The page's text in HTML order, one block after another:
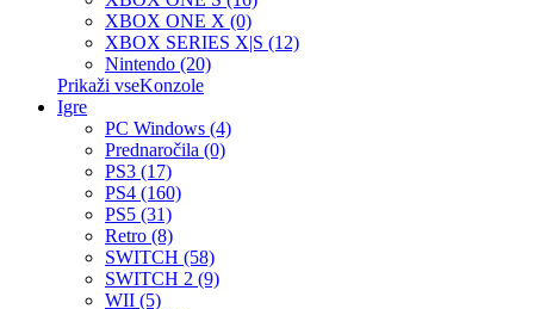
XBOX ONE X (0)
XBOX SERIES X|S (12)
Nintendo (20)
Prikaži vseKonzole
Igre
PC Windows (4)
Prednaročila (0)
PS3 (17)
PS4 (160)
PS5 (31)
Retro (8)
SWITCH (58)
SWITCH 2 (9)
WII (5)